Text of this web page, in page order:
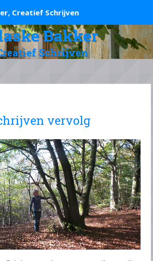
Creatief Schrijven
Bakker
Schrijven
vervolg